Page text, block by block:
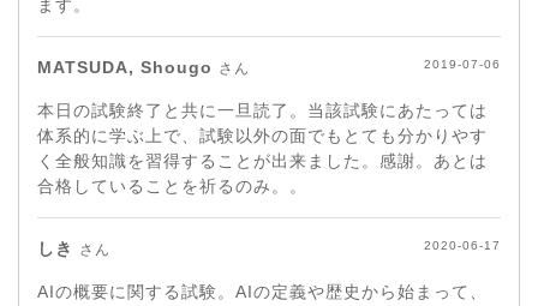
ます。
MATSUDA, Shougo さん 2019-07-06
本日の試験終了と共に一旦読了。当該試験にあたっては
体系的に学ぶ上で、試験以外の面でもとても分かりやす
く全般知識を習得することが出来ました。感謝。あとは
合格していることを祈るのみ。。
しき さん 2020-06-17
AIの概要に関する試験。AIの定義や歴史から始まって、